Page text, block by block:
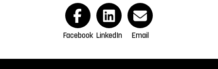
Facebook LinkedIn Email